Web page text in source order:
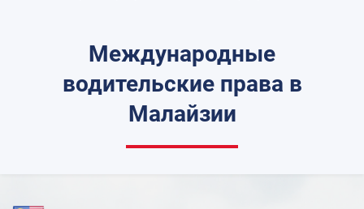
Международные
водительские права в
Малайзии